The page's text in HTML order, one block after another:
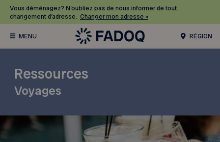
Vous déménagez? N’oubliez pas de nous informer de tout
changement d’adresse. Changer mon adresse »
RÉGION
Ressources
Voyages